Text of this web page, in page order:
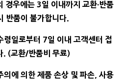
경우에는 3일 이내까지 교환∙반품
반품이 불가합니다.
령일로부터 7일 이내 고객센터 접
. (교환/반품비 무료)
의에 의한 제품 손상 및 파손, 사용